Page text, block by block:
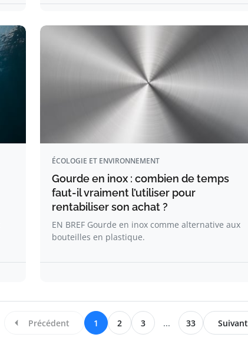
ÉCOLOGIE ET ENVIRONNEMENT
Gourde en inox : combien de temps
faut-il vraiment l’utiliser pour
rentabiliser son achat ?
EN BREF Gourde en inox comme alternative aux
bouteilles en plastique.
Précédent 1 2 3 ... 33 Suivant